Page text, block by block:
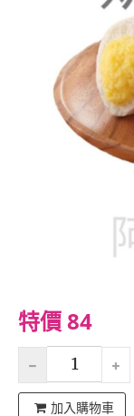
特價 84
加入購物車